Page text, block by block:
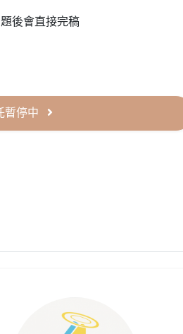
後會直接完稿​​​
暫停中